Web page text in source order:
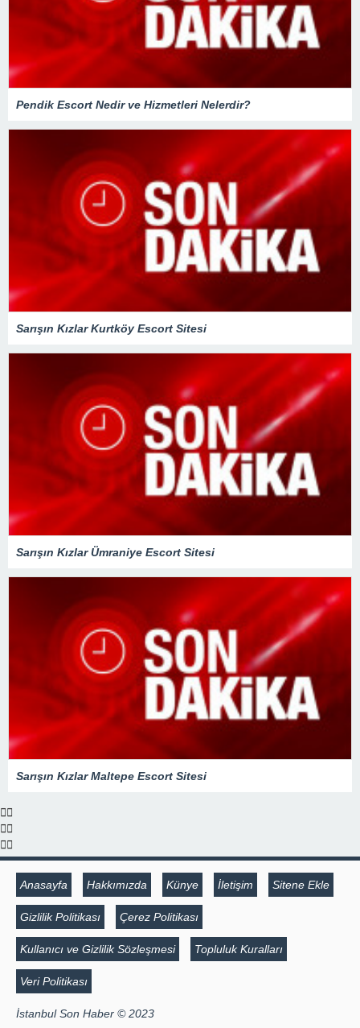
Pendik Escort Nedir ve Hizmetleri Nelerdir?
Sarışın Kızlar Kurtköy Escort Sitesi
Sarışın Kızlar Ümraniye Escort Sitesi
Sarışın Kızlar Maltepe Escort Sitesi
Anasayfa Hakkımızda Künye İletişim Sitene Ekle
Gizlilik Politikası Çerez Politikası
Kullanıcı ve Gizlilik Sözleşmesi Topluluk Kuralları
Veri Politikası
İstanbul Son Haber © 2023